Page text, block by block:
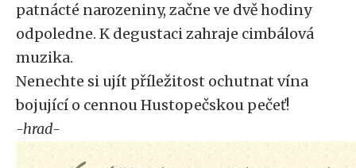
patnácté narozeniny, začne ve dvě hodiny
odpoledne. K degustaci zahraje cimbálová
muzika.
Nenechte si ujít příležitost ochutnat vína
bojující o cennou Hustopečskou pečeť!
-hrad-